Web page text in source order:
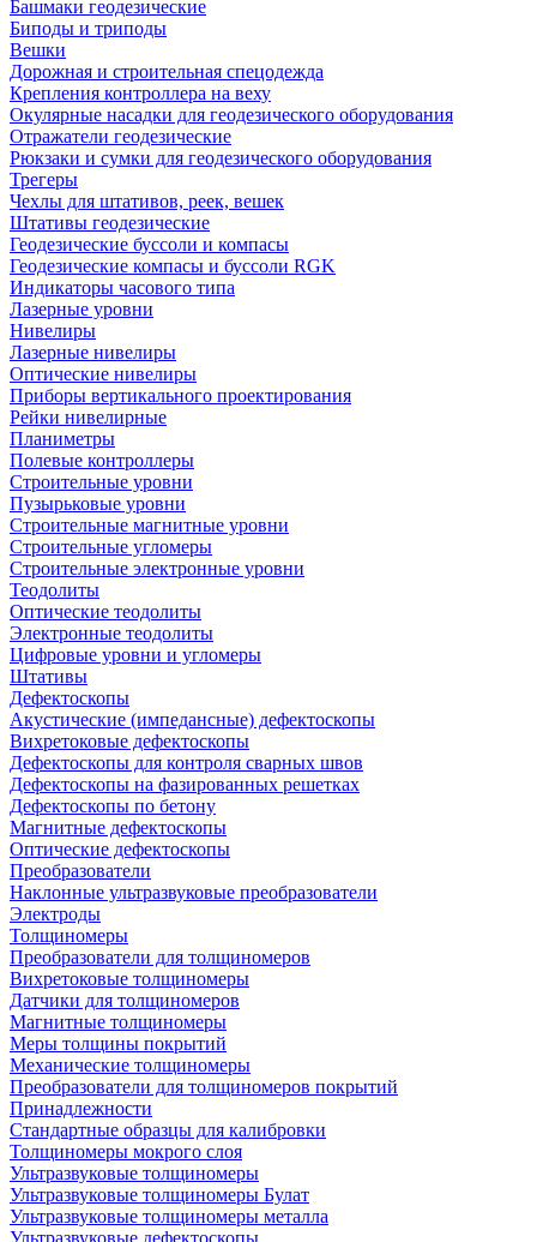
Башмаки геодезические
Биподы и триподы
Вешки
Дорожная и строительная спецодежда
Крепления контроллера на веху
Окулярные насадки для геодезического оборудования
Отражатели геодезические
Рюкзаки и сумки для геодезического оборудования
Трегеры
Чехлы для штативов, реек, вешек
Штативы геодезические
Геодезические буссоли и компасы
Геодезические компасы и буссоли RGK
Индикаторы часового типа
Лазерные уровни
Нивелиры
Лазерные нивелиры
Оптические нивелиры
Приборы вертикального проектирования
Рейки нивелирные
Планиметры
Полевые контроллеры
Строительные уровни
Пузырьковые уровни
Строительные магнитные уровни
Строительные угломеры
Строительные электронные уровни
Теодолиты
Оптические теодолиты
Электронные теодолиты
Цифровые уровни и угломеры
Штативы
Дефектоскопы
Акустические (импедансные) дефектоскопы
Вихретоковые дефектоскопы
Дефектоскопы для контроля сварных швов
Дефектоскопы на фазированных решетках
Дефектоскопы по бетону
Магнитные дефектоскопы
Оптические дефектоскопы
Преобразователи
Наклонные ультразвуковые преобразователи
Электроды
Толщиномеры
Преобразователи для толщиномеров
Вихретоковые толщиномеры
Датчики для толщиномеров
Магнитные толщиномеры
Меры толщины покрытий
Механические толщиномеры
Преобразователи для толщиномеров покрытий
Принадлежности
Стандартные образцы для калибровки
Толщиномеры мокрого слоя
Ультразвуковые толщиномеры
Ультразвуковые толщиномеры Булат
Ультразвуковые толщиномеры металла
Ультразвуковые дефектоскопы